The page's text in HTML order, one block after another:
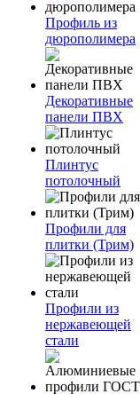
Профиль из
дюрополимера
Декоративные
панели ПВХ
Плинтус
потолочный
Профили для
плитки (Трим)
Профили из
нержавеющей
стали